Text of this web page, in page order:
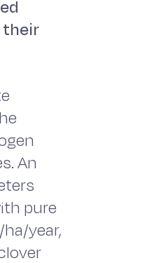
their
An
pure
year,